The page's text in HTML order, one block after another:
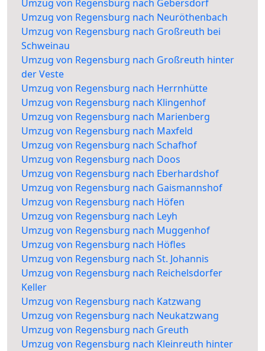
Umzug von Regensburg nach Gebersdorf
Umzug von Regensburg nach Neuröthenbach
Umzug von Regensburg nach Großreuth bei
Schweinau
Umzug von Regensburg nach Großreuth hinter
der Veste
Umzug von Regensburg nach Herrnhütte
Umzug von Regensburg nach Klingenhof
Umzug von Regensburg nach Marienberg
Umzug von Regensburg nach Maxfeld
Umzug von Regensburg nach Schafhof
Umzug von Regensburg nach Doos
Umzug von Regensburg nach Eberhardshof
Umzug von Regensburg nach Gaismannshof
Umzug von Regensburg nach Höfen
Umzug von Regensburg nach Leyh
Umzug von Regensburg nach Muggenhof
Umzug von Regensburg nach Höfles
Umzug von Regensburg nach St. Johannis
Umzug von Regensburg nach Reichelsdorfer
Keller
Umzug von Regensburg nach Katzwang
Umzug von Regensburg nach Neukatzwang
Umzug von Regensburg nach Greuth
Umzug von Regensburg nach Kleinreuth hinter